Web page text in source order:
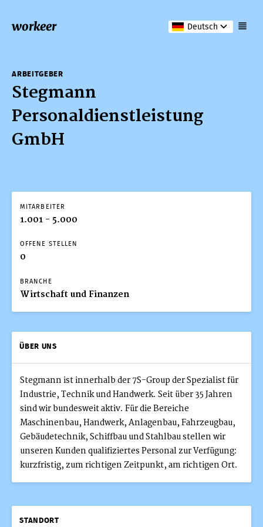
workeer Deutsch
ARBEITGEBER
Stegmann
Personaldienstleistung
GmbH
MITARBEITER
1.001 - 5.000
OFFENE STELLEN
0
BRANCHE
Wirtschaft und Finanzen
ÜBER UNS
Stegmann ist innerhalb der 7S-Group der Spezialist für
Industrie, Technik und Handwerk. Seit über 35 Jahren
sind wir bundesweit aktiv. Für die Bereiche
Maschinenbau, Handwerk, Anlagenbau, Fahrzeugbau,
Gebäudetechnik, Schiffbau und Stahlbau stellen wir
unseren Kunden qualifiziertes Personal zur Verfügung:
kurzfristig, zum richtigen Zeitpunkt, am richtigen Ort.
STANDORT